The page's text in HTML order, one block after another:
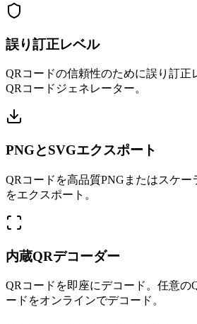
誤り訂正レベル
QRコードの信頼性のために誤り訂
QRコードジェネレーター。
PNGとSVGエクスポート
QRコードを高品質PNGまたはスケ
をエクスポート。
内蔵QRデコーダー
QRコードを即座にデコード。任意
ードをオンラインでデコード。